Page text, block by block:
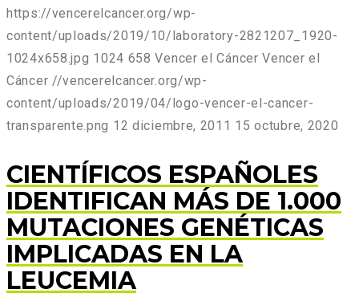
https://vencerelcancer.org/wp-
content/uploads/2019/10/laboratory-2821207_1920-
1024x658.jpg 1024 658 Vencer el Cáncer Vencer el
Cáncer //vencerelcancer.org/wp-
content/uploads/2019/04/logo-vencer-el-cancer-
transparente.png 12 diciembre, 2011 15 octubre, 2020
CIENTÍFICOS ESPAÑOLES
IDENTIFICAN MÁS DE 1.000
MUTACIONES GENÉTICAS
IMPLICADAS EN LA
LEUCEMIA